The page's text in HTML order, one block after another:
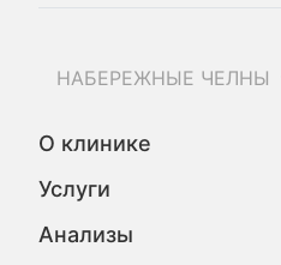
НАБЕРЕЖНЫЕ ЧЕЛНЫ
О клинике
Услуги
Анализы